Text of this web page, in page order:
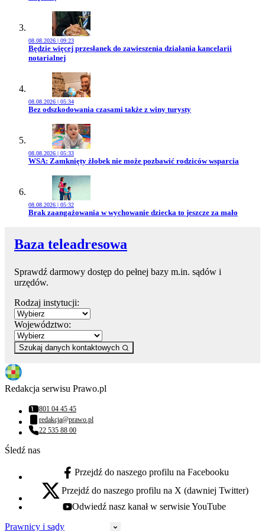
08.08.2026 | 09:23
Przejdź do artykułu:
Będzie więcej przesłanek do zawieszenia działania kancelarii
notarialnej
08.08.2026 | 05:34
Przejdź do artykułu:
Bez odszkodowania czasami także z winy turysty
08.08.2026 | 05:33
Przejdź do artykułu:
WSA: Zamknięty żłobek nie może pozbawić rodziców wsparcia
08.08.2026 | 05:32
Przejdź do artykułu:
Brak zaangażowania w wychowanie dziecka to jeszcze za mało
Baza teleadresowa
Sprawdź darmowy dostęp do pełnej bazy m.in. sądów i
urzędów.
Rodzaj instytucji:
Województwo:
Szukaj danych kontaktowych
Redakcja serwisu Prawo.pl
Numer telefonu:
801 04 45 45
Adres email:
redakcja@prawo.pl
Numer telefonu:
22 535 88 00
Śledź nas
facebook - otwiera się w nowej karcie
Przejdź do naszego profilu na Facebooku
x - otwiera się w nowej karcie
Przejdź do naszego profilu na X (dawniej Twitter)
youtube - otwiera się w nowej karcie
Odwiedź nasz kanał w serwisie YouTube
Prawnicy i sądy